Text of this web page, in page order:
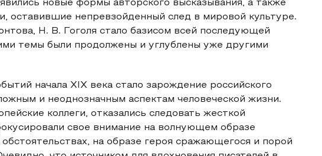
новые формы авторского высказывания, а также
оставившие непревзойденный след в мировой культуре.
Н. В. Гоголя стало базисом всей последующей
темы были продолжены и углублены уже другими
начала XIX века стало зарождение российского
и неоднозначным аспектам человеческой жизни.
коллеги, отказались следовать жесткой
свое внимание на волнующем образе
на образе героя сражающегося и порой